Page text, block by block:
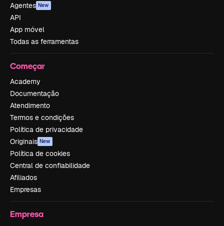
Agentes New
API
App móvel
Todas as ferramentas
Começar
Academy
Documentação
Atendimento
Termos e condições
Política de privacidade
Originais New
Política de cookies
Central de confiabilidade
Afiliados
Empresas
Empresa